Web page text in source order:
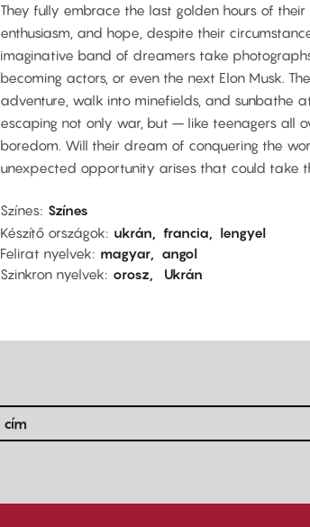
They fully embrace the last golden hours of their
enthusiasm, and hope, despite their
imaginative band of dreamers take
becoming actors, or even the next Elon Musk.
adventure, walk into minefields, and sunbathe
escaping not only war, but – like teenagers all
boredom. Will their dream of conquering the
unexpected opportunity arises that could take
Színes Színes
Készítő országok
ukrán francia
lengyel
Felirat nyelvek
magyar
angol
Szinkron nyelvek
orosz Ukrán